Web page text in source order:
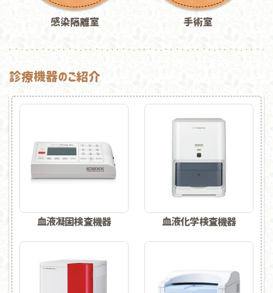
感染隔離室 手術室
診療機器のご紹介
血液凝固検査機器 血液化学検査機器